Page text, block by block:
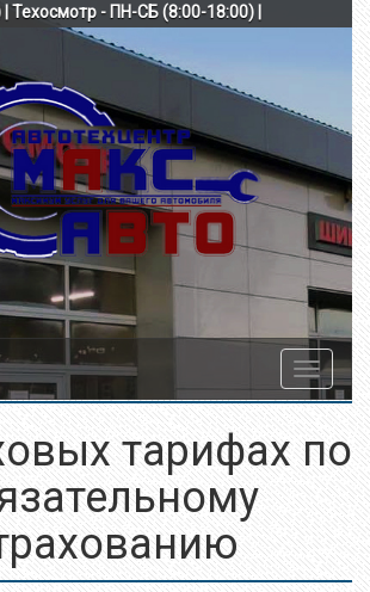
| Техосмотр - ПН-СБ (8:00-18:00) |
Toggle
тарифах по